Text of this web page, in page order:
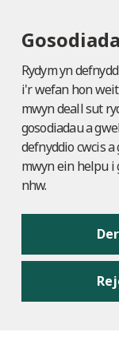
Rydym yn
i'r wefan hon
mwyn deall sut
gosodiadau a
defnyddio cwcis
mwyn ein helpu i
nhw.